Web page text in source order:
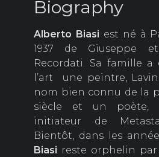
Biography
Alberto Biasi est né à
1937 de Giuseppe
Recordati. Sa famille
l’art une peintre,
nom bien connu de la
siècle et un poète,
initiateur de
Bientôt, dans les
Biasi reste orphelin